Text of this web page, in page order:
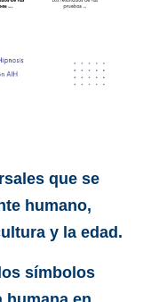
que se
humano,
y la edad.
símbolos